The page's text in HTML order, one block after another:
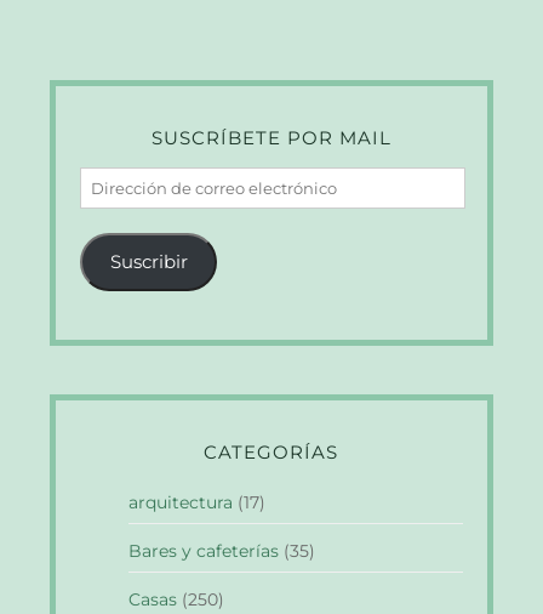
SUSCRÍBETE POR MAIL
Dirección
de
correo
electrónico
Suscribir
CATEGORÍAS
arquitectura (17)
Bares y cafeterías (35)
Casas (250)